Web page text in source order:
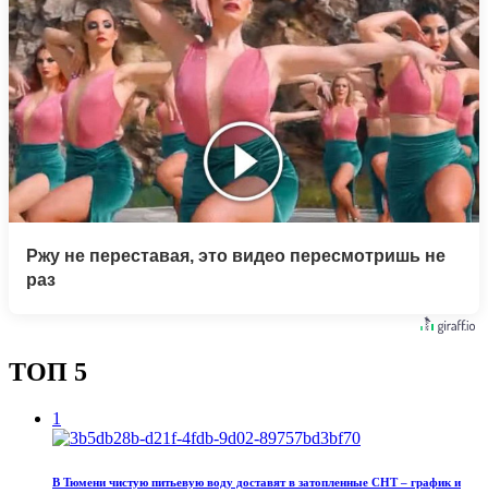
Ржу не переставая, это видео пересмотришь не
раз
ТОП 5
1
В Тюмени чистую питьевую воду доставят в затопленные СНТ – график и